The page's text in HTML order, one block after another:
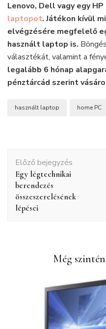
Lenovo, Dell vagy egy
laptopot. Játékon kívül
elvégzésére megfelelő
használt laptop is.
választékát, valamint a
legalább 6 hónap
pénztárcád szerint
használt laptop home PC
navigáció
Előző bejegyzés
Egy légtechnikai
berendezés
összeszerelésének
lépései
Még